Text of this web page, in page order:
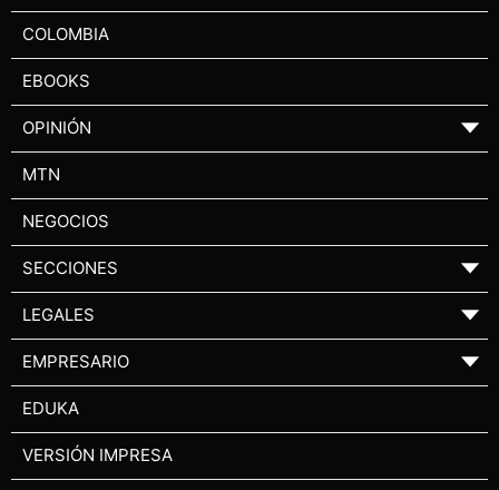
COLOMBIA
EBOOKS
OPINIÓN ▼
MTN
NEGOCIOS
SECCIONES ▼
LEGALES ▼
EMPRESARIO ▼
EDUKA
VERSIÓN IMPRESA